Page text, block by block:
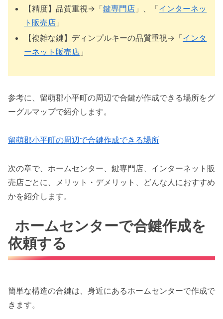
【精度】品質重視→「鍵専門店 」、「インターネッ
ト販売店 」
【複雑な鍵】ディンプルキーの品質重視→「インタ
ーネット販売店 」
参考に、留萌郡小平町の周辺で合鍵が作成できる場所をグ
ーグルマップで紹介します。
留萌郡小平町の周辺で合鍵作成できる場所
次の章で、ホームセンター、鍵専門店、インターネット販
売店ごとに、メリット・デメリット、どんな人におすすめ
かを紹介します。
ホームセンターで合鍵作成を
依頼する
簡単な構造の合鍵は、身近にあるホームセンターで作成で
きます。